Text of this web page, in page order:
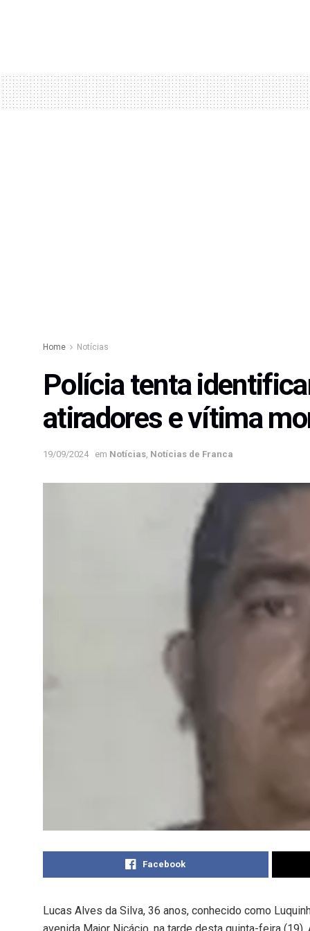
Home Notícias
Polícia tenta
atiradores e vítima
19/09/2024 em Notícias Notícias de Franca
Facebook
Lucas Alves da Silva, 36 anos, conhecido como